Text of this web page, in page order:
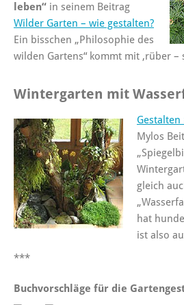
leben“ in seinem Beitrag
Wilder Garten – wie gestalten?
Ein bisschen „Philosophie des
wilden Gartens“ kommt mit ‚rüber –
Wintergarten mit
Mylos
gleich
hat
ist also
***
Buchvorschläge für die